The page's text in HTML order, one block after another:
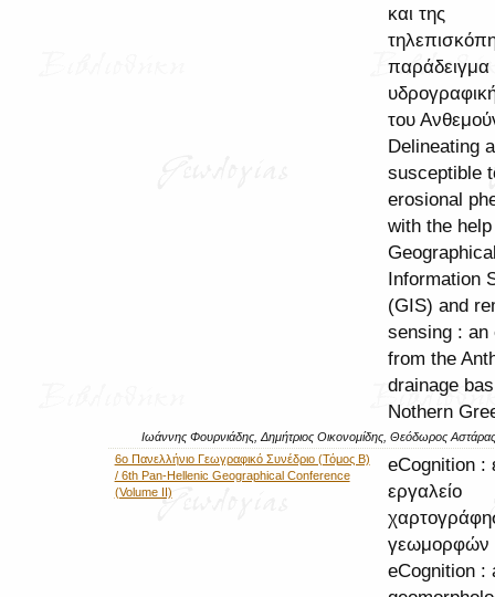
και της
του
Delineating
susceptible
erosional
with the
Information
(GIS) and
sensing : an
from the
drainage
Nothern
Ιωάννης Φουρνιάδης, Δημήτριος Οικονομίδης, Θεόδωρος Αστάρας
6ο Πανελλήνιο Γεωγραφικό Συνέδριο (Τόμος Β)
/ 6th Pan-Hellenic Geographical Conference
(Volume II)
eCognition :
εργαλείο
γεωμορφών
eCognition :